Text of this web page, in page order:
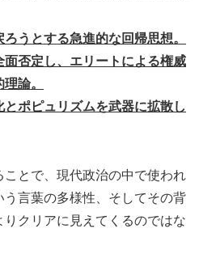
うとする急進的な回帰思想。
否定し、エリートによる権威
論。
ポピュリズムを武器に拡散し
とで、現代政治の中で使われ
言葉の多様性、そしてその背
クリアに見えてくるのではな